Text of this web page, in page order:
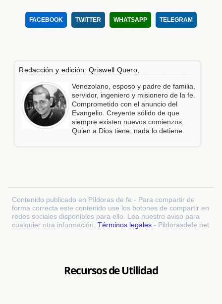
FACEBOOK TWITTER WHATSAPP TELEGRAM
Redacción y edición: Qriswell Quero,
Venezolano, esposo y padre de familia,
servidor, ingeniero y misionero de la fe.
Comprometido con el anuncio del
Evangelio. Creyente sólido de que
siempre existen nuevos comienzos.
Quien a Dios tiene, nada lo detiene.
Contenido publicado en Píldoras de fe - Para compartir de
forma correcta este contenido use los botones de compartir en
redes sociales disponibles para ello. Lea nuestro aviso para
cualquier otra información: Términos legales - Pildorasdefe.net
Recursos de Utilidad